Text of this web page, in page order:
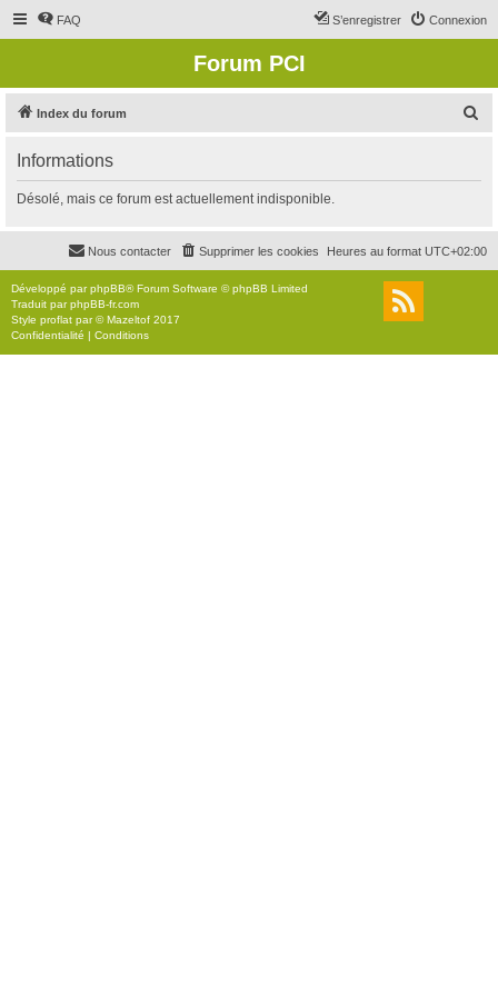
FAQ Connexion
S’enregistrer
Forum PCI
Index du forum
r
c
r
Informations
Désolé, mais ce forum est actuellement indisponible.
Heures au format UTC+02:00
Supprimer les cookies
Nous contacter
Développé parphpBB® Forum Software © phpBB Limited
Traduit parphpBB-fr.com
Style proflat par ©Mazeltof 2017
Confidentialité | Conditions